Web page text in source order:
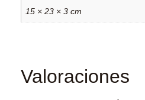
15 × 23 × 3 cm
Valoraciones